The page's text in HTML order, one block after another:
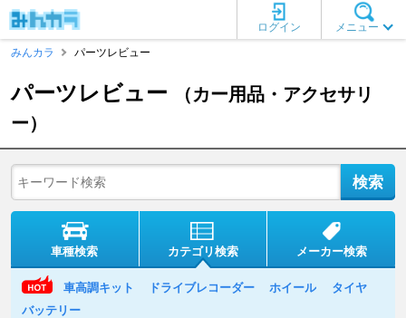
メニュー
ログイン
みんカラ
パーツレビュー
パーツレビュー
（カー用品・アクセサリ
ー）
車種検索 カテゴリ検索 メーカー検索
車高調キット ドライブレコーダー ホイール
タイヤ
バッテリー